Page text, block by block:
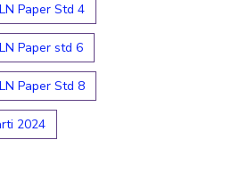
Paper Std 4
Paper std 6
Paper Std 8
2024